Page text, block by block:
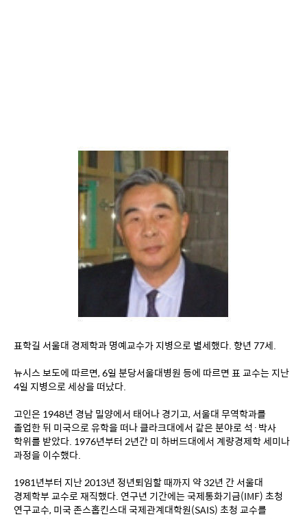
표학길 서울대 경제학과 명예교수가 지병으로 별세했다. 향년 77세.
뉴시스 보도에 따르면, 6일 분당서울대병원 등에 따르면 표 교수는 지난
4일 지병으로 세상을 떠났다.
고인은 1948년 경남 밀양에서 태어나 경기고, 서울대 무역학과를
졸업한 뒤 미국으로 유학을 떠나 클라크대에서 같은 분야로 석·박사
학위를 받았다. 1976년부터 2년간 미 하버드대에서 계량경제학 세미나
과정을 이수했다.
1981년부터 지난 2013년 정년퇴임할 때까지 약 32년 간 서울대
경제학부 교수로 재직했다. 연구년 기간에는 국제통화기금(IMF) 초청
연구교수, 미국 존스홉킨스대 국제관계대학원(SAIS) 초청 교수를